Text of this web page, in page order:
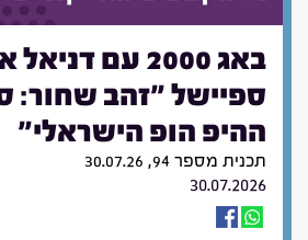
באג 2000 עם
ספיישל "זהב שחור:
ההיפ הופ הישראלי"
תכנית מספר 94, 30.07.26
30.07.2026